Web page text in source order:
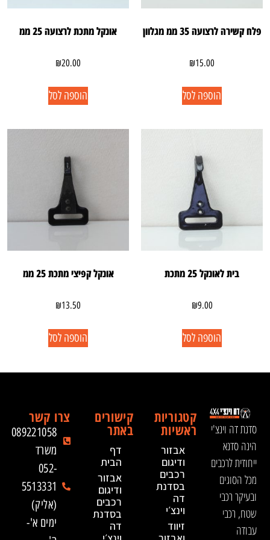
פלח קשירה לרצועה 35 ממ מגלוון
₪15.00
הוספה לסל
אונקל מתכת לרצועה 25 ממ
₪20.00
הוספה לסל
בית לאונקל 25 מתכת
₪9.00
הוספה לסל
אונקל קפיצי מתכת 25 ממ
₪13.50
הוספה לסל
סדנת דה וינצ'י
הינה סדנא
ייחודית לרכבים
מכל הסוגים
ובעיקר רכבי
שטח, רכבי
עבודה
קטגוריות
ראשיות
אבזור
ודיגום
רכבים
בסדנת
דה
וינצ׳י
זיווד
קישורים
באתר
דף
הבית
אבזור
ודיגום
רכבים
בסדנת
דה
צרו קשר
089221058
משרד
052-
5513331
(אליק)
ימים א'-